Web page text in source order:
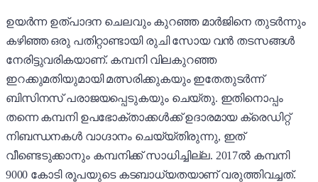
ഉയർന്ന ഉത്പാദന ചെലവും കുറഞ്ഞ മാർജിനെ തുടർന്നും
കഴിഞ്ഞ ഒരു പതിറ്റാണ്ടായി രുചി സോയ വൻ തടസങ്ങൾ
നേരിട്ടുവരികയാണ്. കമ്പനി വിലകുറഞ്ഞ
ഇറക്കുമതിയുമായി മത്സരിക്കുകയും ഇതേതുടർന്ന്
ബിസിനസ് പരാജയപ്പെടുകയും ചെയ്തു. ഇതിനൊപ്പം
തന്നെ കമ്പനി ഉപഭോക്താക്കൾക്ക് ഉദാരമായ ക്രെഡിറ്റ്
നിബന്ധനകൾ വാഗ്ദാനം ചെയ്യ്തിരുന്നു, ഇത്
വീണ്ടെടുക്കാനും കമ്പനിക്ക് സാധിച്ചില്ല. 2017ൽ കമ്പനി
9000 കോടി രൂപയുടെ കടബാധ്യതയാണ് വരുത്തിവച്ചത്.